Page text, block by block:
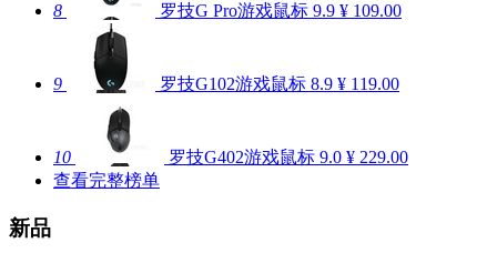
8 罗技G Pro游戏鼠标 9.9 ¥ 109.00
9 罗技G102游戏鼠标 8.9 ¥ 119.00
10 罗技G402游戏鼠标 9.0 ¥ 229.00
查看完整榜单
新品